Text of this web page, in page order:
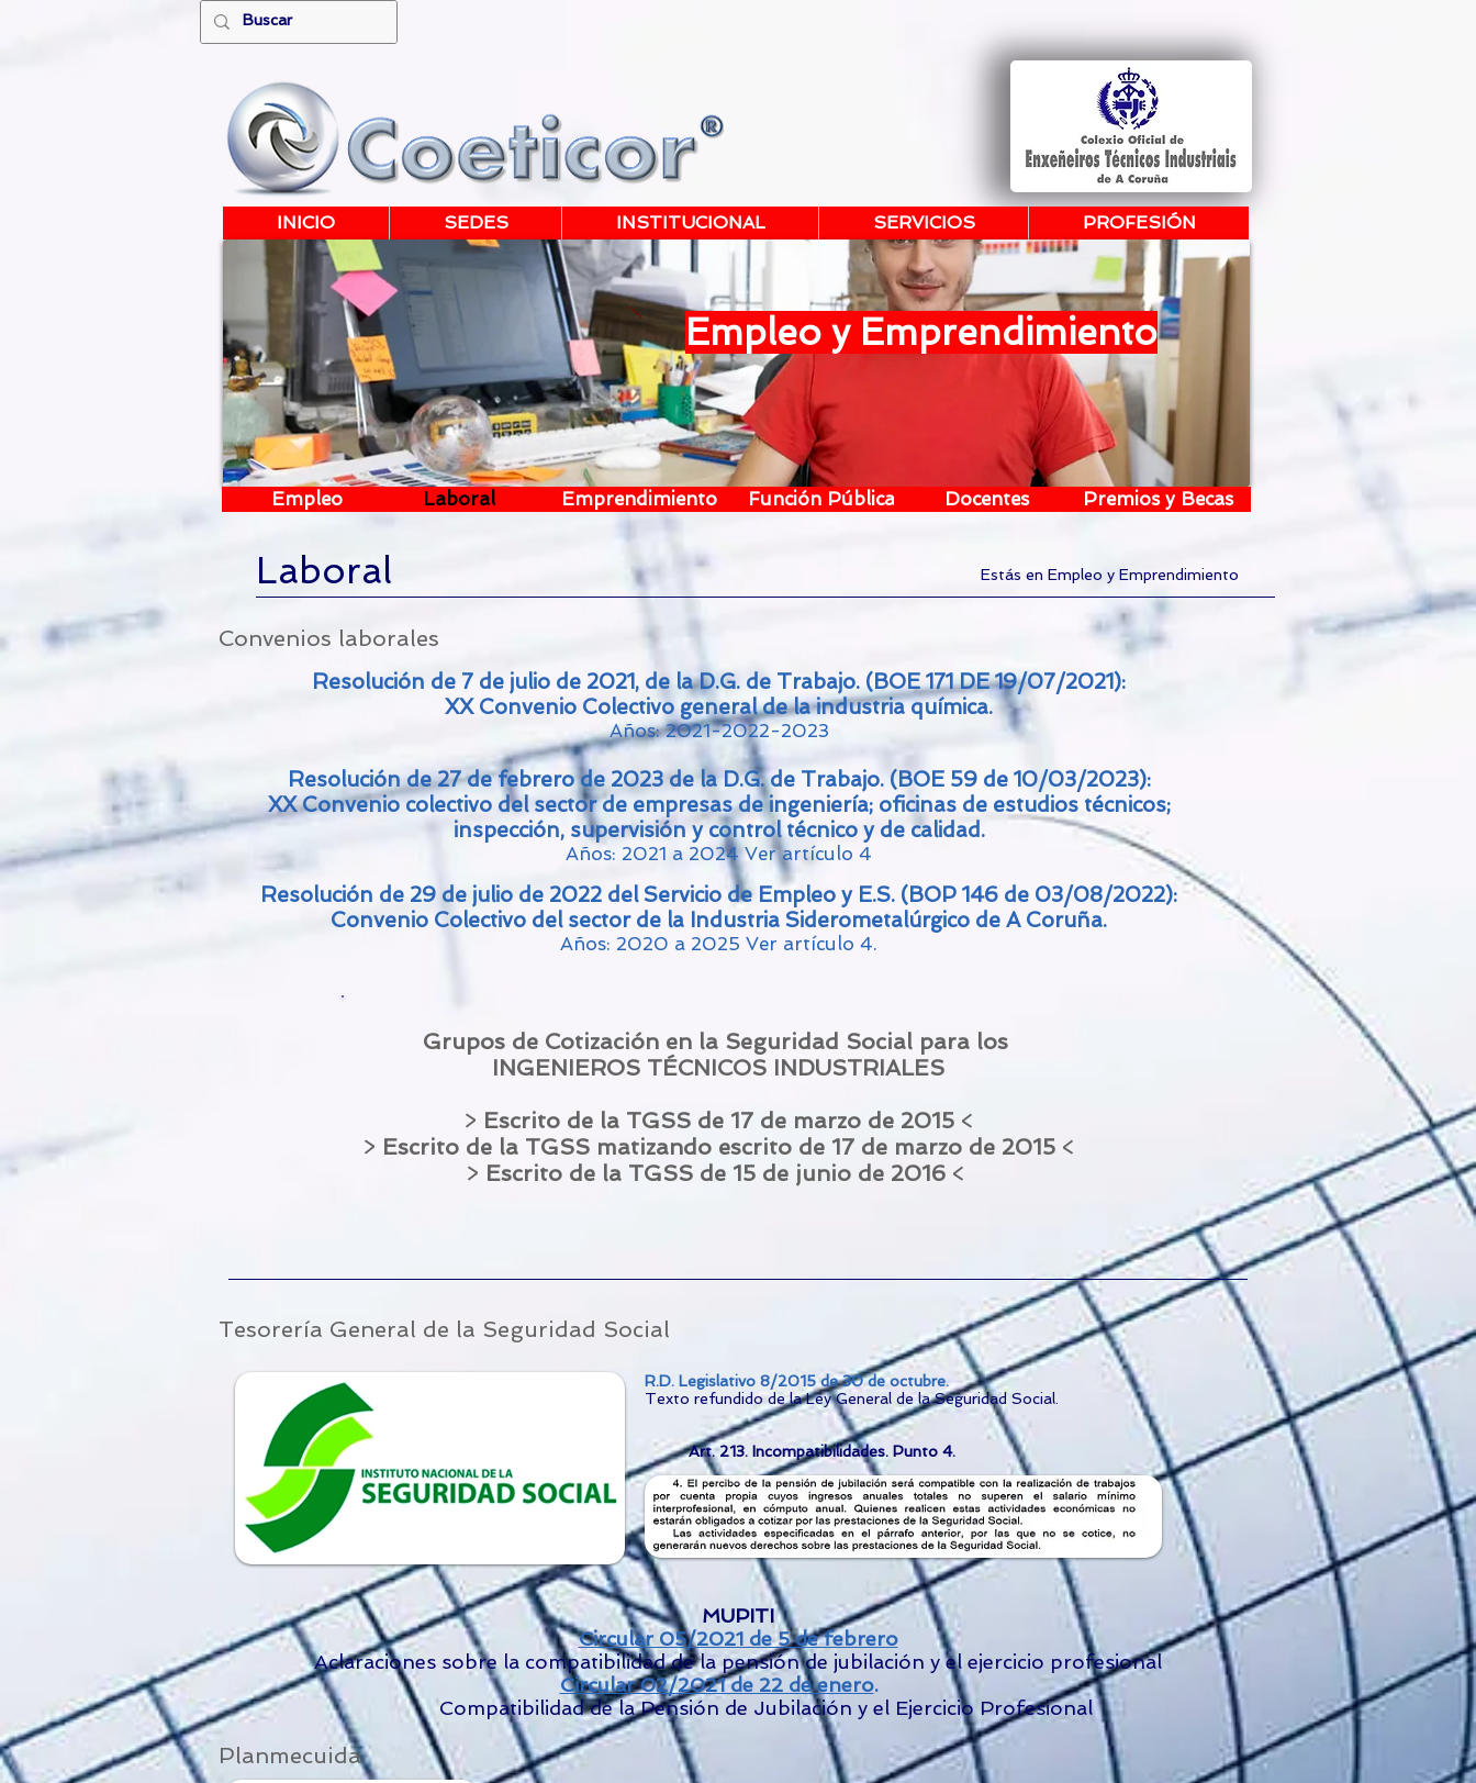
INICIO SEDES INSTITUCIONAL SERVICIOS PROFESIÓN
Empleo y Emprendimiento
Empleo Laboral Emprendimiento Función Pública Docentes Premios y Becas
Laboral Estás en Empleo y Emprendimiento
Convenios laborales
Resolución de 7 de julio de 2021, de la D.G. de Trabajo. (BOE 171 DE 19/07/2021):
XX Convenio Colectivo general de la industria química.
Años: 2021-2022-2023
Resolución de 27 de febrero de 2023 de la D.G. de Trabajo. (BOE 59 de 10/03/2023):
XX Convenio colectivo del sector de empresas de ingeniería; oficinas de estudios técnicos;
inspección, supervisión y control técnico y de calidad.
Años: 2021 a 2024 Ver artículo 4
Resolución de 29 de julio de 2022 del Servicio de Empleo y E.S. (BOP 146 de 03/08/2022):
Convenio Colectivo del sector de la Industria Siderometalúrgico de A Coruña.
Años: 2020 a 2025 Ver artículo 4.
Grupos de Cotización en la Seguridad Social para los
INGENIEROS TÉCNICOS INDUSTRIALES
> Escrito de la TGSS de 17 de marzo de 2015<
> Escrito de la TGSS matizando escrito de 17 de marzo de 2015 <
> Escrito de la TGSS de 15 de junio de 2016 <
MUPITI
Circular 05/2021 de 5 de febrero
Aclaraciones sobre la compatibilidad de la pensión de jubilación y el ejercicio profesional
Circular 02/2021 de 22 de enero.
Compatibilidad de la Pensión de Jubilación y el Ejercicio Profesional
Planmecuida
Tesorería General de la Seguridad Social
R.D. Legislativo 8/2015 de 30 de octubre.
Texto refundido de la Ley General de la Seguridad Social.
Art. 213. Incompatibilidades. Punto 4.